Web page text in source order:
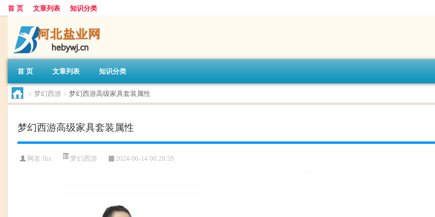
首 页 文章列表 知识分类
首 页 文章列表 知识分类
> 梦幻西游 > 梦幻西游高级家具套装属性
梦幻西游高级家具套装属性
网友: lhx 梦幻西游 2024-06-14 08:28:59